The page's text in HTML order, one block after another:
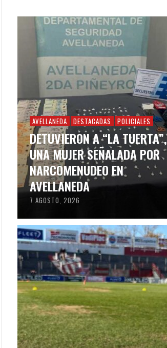
AVELLANEDA DESTACADAS POLICIALES
DETUVIERON A “LA TUERTA”,
UNA MUJER SEÑALADA POR
NARCOMENUDEO EN
AVELLANEDA
7 AGOSTO, 2026